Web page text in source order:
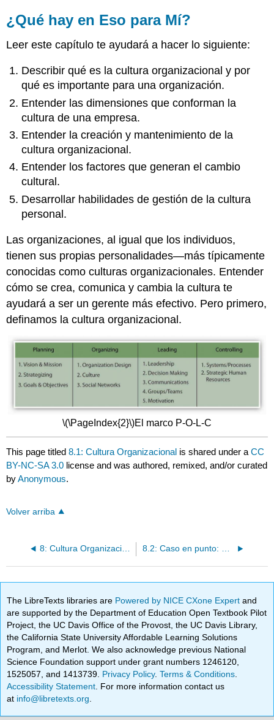
¿Qué hay en Eso para Mí?
Leer este capítulo te ayudará a hacer lo siguiente:
Describir qué es la cultura organizacional y por
qué es importante para una organización.
Entender las dimensiones que conforman la
cultura de una empresa.
Entender la creación y mantenimiento de la
cultura organizacional.
Entender los factores que generan el cambio
cultural.
Desarrollar habilidades de gestión de la cultura
personal.
Las organizaciones, al igual que los individuos,
tienen sus propias personalidades—más típicamente
conocidas como culturas organizacionales. Entender
cómo se crea, comunica y cambia la cultura te
ayudará a ser un gerente más efectivo. Pero primero,
definamos la cultura organizacional.
\(\PageIndex{2}\)El marco P-O-L-C
This page titled8.1: Cultura Organizacional is shared under aCC
BY-NC-SA 3.0 license and was authored, remixed, and/or curated
byAnonymous.
Volver arriba
8: Cultura Organizacional 8.2: Caso en punto: Google crea una cultura única
The LibreTexts libraries are Powered by NICE CXone Expertand
are supported by the Department of Education Open Textbook Pilot
Project, the UC Davis Office of the Provost, the UC Davis Library,
the California State University Affordable Learning Solutions
Program, and Merlot. We also acknowledge previous National
Science Foundation support under grant numbers 1246120,
1525057, and 1413739. Privacy Policy.Terms & Conditions
Accessibility Statement . For more information contact us
at info@libretexts.org